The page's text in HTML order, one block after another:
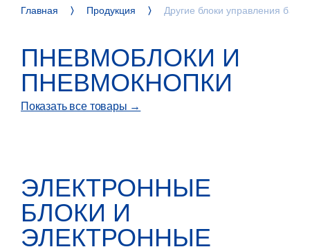
Главная Продукция Другие блоки управления
ПНЕВМОБЛОКИ И
ПНЕВМОКНОПКИ
Показать все товары →
ЭЛЕКТРОННЫЕ
БЛОКИ И
ЭЛЕКТРОННЫЕ